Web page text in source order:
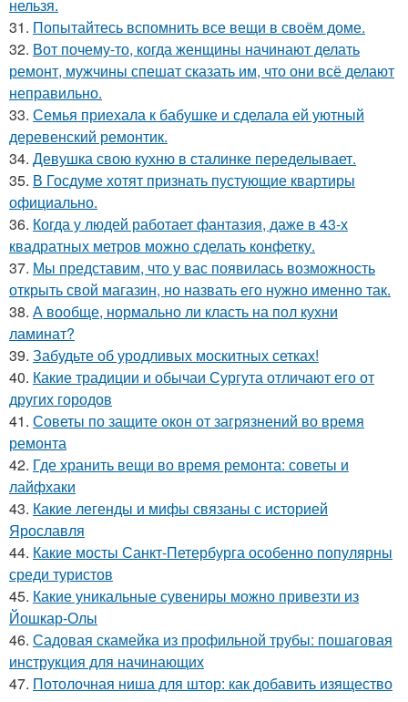
нельзя.
31. Попытайтесь вспомнить все вещи в своём доме.
32. Вот почему-то, когда женщины начинают делать
ремонт, мужчины спешат сказать им, что они всё делают
неправильно.
33. Семья приехала к бабушке и сделала ей уютный
деревенский ремонтик.
34. Девушка свою кухню в сталинке переделывает.
35. В Госдуме хотят признать пустующие квартиры
официально.
36. Когда у людей работает фантазия, даже в 43-х
квадратных метров можно сделать конфетку.
37. Мы представим, что у вас появилась возможность
открыть свой магазин, но назвать его нужно именно так.
38. А вообще, нормально ли класть на пол кухни
ламинат?
39. Забудьте об уродливых москитных сетках!
40. Какие традиции и обычаи Сургута отличают его от
других городов
41. Советы по защите окон от загрязнений во время
ремонта
42. Где хранить вещи во время ремонта: советы и
лайфхаки
43. Какие легенды и мифы связаны с историей
Ярославля
44. Какие мосты Санкт-Петербурга особенно популярны
среди туристов
45. Какие уникальные сувениры можно привезти из
Йошкар-Олы
46. Садовая скамейка из профильной трубы: пошаговая
инструкция для начинающих
47. Потолочная ниша для штор: как добавить изящество